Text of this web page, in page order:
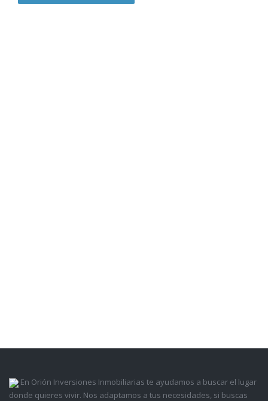
En Orión Inversiones Inmobiliarias te ayudamos a buscar el lugar
donde quieres vivir. Nos adaptamos a tus necesidades, si buscas